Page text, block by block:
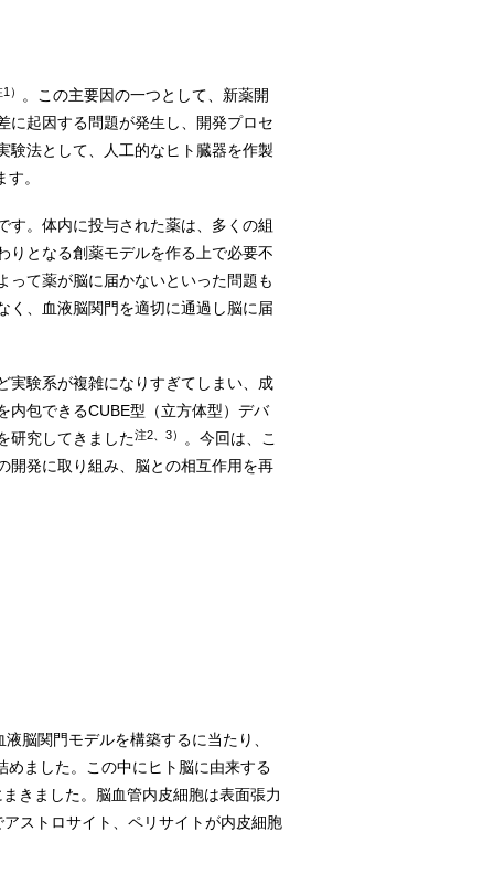
）
。この主要因の一つとして、新薬開
に起因する問題が発生し、開発プロセ
験法として、人工的なヒト臓器を作製
。
す。体内に投与された薬は、多くの組
りとなる創薬モデルを作る上で必要不
って薬が脳に届かないといった問題も
く、血液脳関門を適切に通過し脳に届
実験系が複雑になりすぎてしまい、成
内包できるCUBE型（立方体型）デバ
研究してきました注2、3）
。今回は、こ
開発に取り組み、脳との相互作用を再
脳関門モデルを構築するに当たり、
めました。この中にヒト脳に由来する
きました。脳血管内皮細胞は表面張力
ストロサイト、ペリサイトが内皮細胞